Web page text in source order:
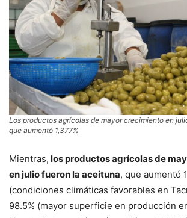
Los productos agrícolas de mayor crecimiento en
que aumentó 1,377%
Mientras, los productos agrícolas de
en julio fueron la aceituna, que aumentó
(condiciones climáticas favorables en
98.5% (mayor superficie en producción